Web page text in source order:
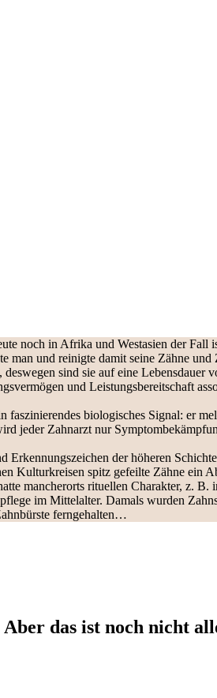
noch in Afrika und Westasien der Fall
man und reinigte damit seine Zähne und
sind sie auf eine Lebensdauer
und Leistungsbereitschaft
faszinierendes biologisches Signal: er
jeder Zahnarzt nur
Erkennungszeichen der höheren
Kulturkreisen spitz gefeilte Zähne ein
mancherorts rituellen Charakter, z. B.
im Mittelalter. Damals wurden
ferngehalten…
Aber das ist noch nicht